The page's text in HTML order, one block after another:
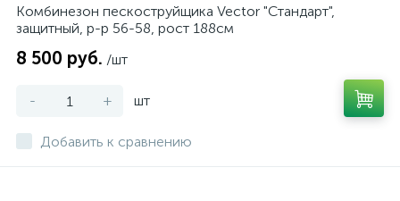
Комбинезон пескоструйщика Vector "Стандарт",
защитный, р-р 56-58, рост 188см
8 500 руб. /шт
- + шт
Добавить к сравнению